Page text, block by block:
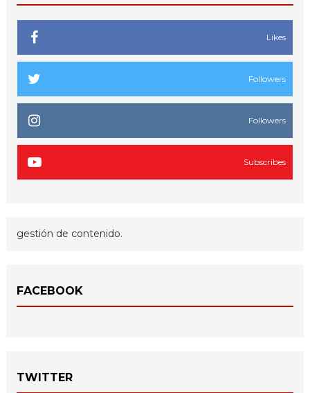
Likes
Followers
Followers
Subscribes
gestión de contenido.
FACEBOOK
TWITTER